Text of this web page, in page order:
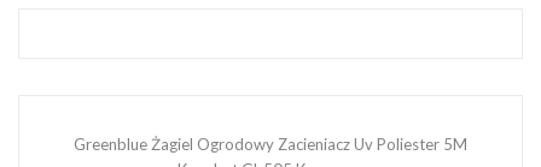
Greenblue Żagiel Ogrodowy Zacieniacz Uv Poliester 5M